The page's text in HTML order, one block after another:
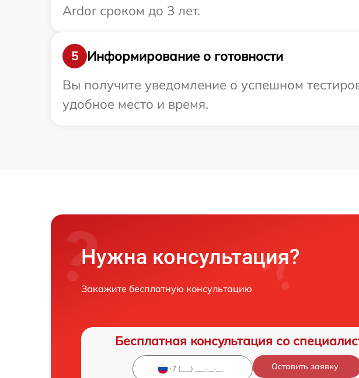
Ardor сроком до 3 лет.
5
Информирование о готовности
Вы получите уведомление о успешном
удобное место и время.
Нужна консультация?
Закажите бесплатную консультацию
Бесплатная консультация со
Оставить заявку